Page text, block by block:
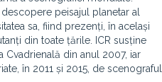
peisajul planetar al
sa, fiind prezenți, în același
din toate țările. ICR susține
din anul 2007, iar
în 2011 și 2015, de scenograful